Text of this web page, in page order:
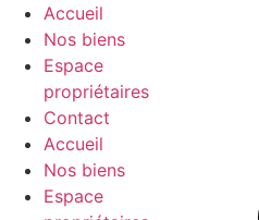
Aller
contenu
Accueil
Nos biens
Espace
propriétaires
Contact
Accueil
Nos biens
Espace